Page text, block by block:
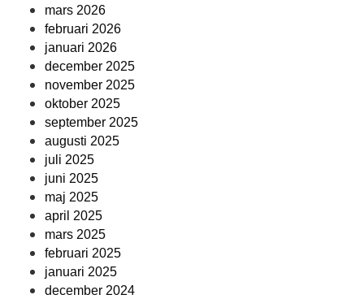
mars 2026
februari 2026
januari 2026
december 2025
november 2025
oktober 2025
september 2025
augusti 2025
juli 2025
juni 2025
maj 2025
april 2025
mars 2025
februari 2025
januari 2025
december 2024